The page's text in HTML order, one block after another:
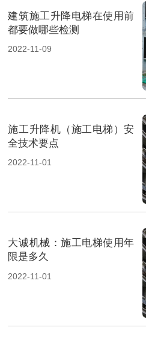
建筑施工升降电梯在使用前
都要做哪些检测
2022-11-09
施工升降机（施工电梯）安
全技术要点
2022-11-01
大诚机械：施工电梯使用年
限是多久
2022-11-01